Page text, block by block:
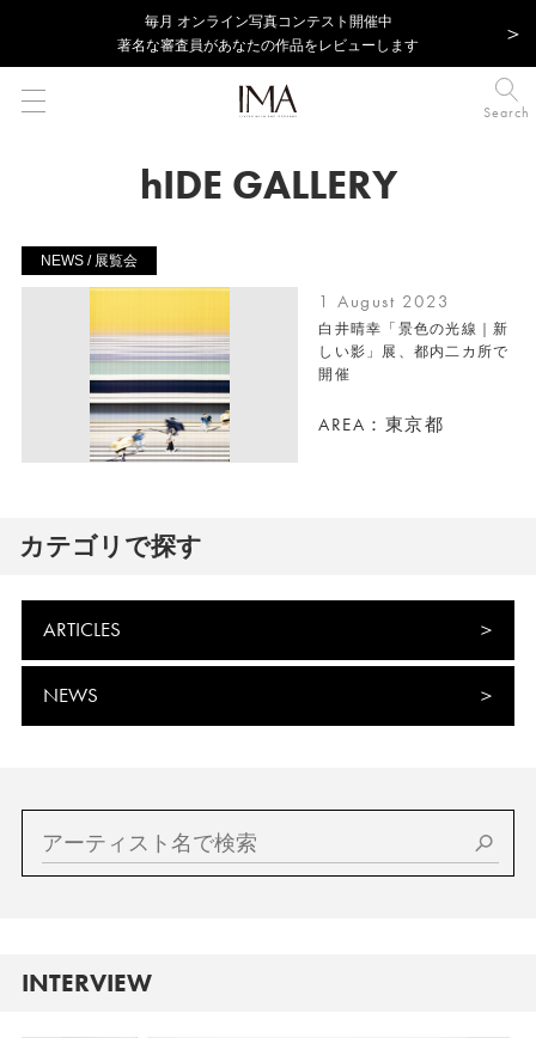
毎⽉ オンライン写真コンテスト開催中
著名な審査員があなたの作品をレビューします
Search
hIDE GALLERY
NEWS / 展覧会
1 August 2023
白井晴幸「景色の光線｜新
しい影」展、都内二カ所で
開催
AREA：東京都
カテゴリで探す
ARTICLES
NEWS
INTERVIEW